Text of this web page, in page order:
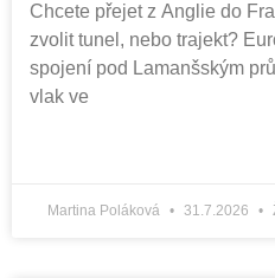
Chcete přejet z Anglie do
zvolit tunel, nebo trajekt?
spojení pod Lamanšským
vlak ve
Martina Poláková 31.7.2026